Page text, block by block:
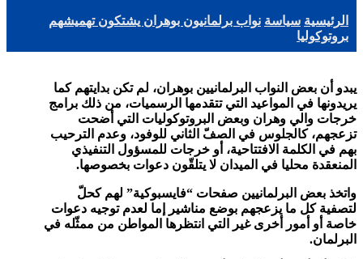
الرئيسية سياسة نواب برلمانيون بوهران يشتكون تهميشهم
بروتوكوليا
يبدو أن بعض النواب البرلمانيين بوهران، لمتكن بدايتهم كما
يريدونها في المواعيد التي تتقدمها الرسميات، من ذلك برامج
خرجات والي وهران وبعض البروتوكوليات التي أضحت
تزعجهم، كالجلوس في الصفّ الثاني للوفود، وعدم الترحيب
بهم في الكلمة الافتتاحية، أو خرجات للمسؤول التنفيذي
المنعقدة محليا في الميدان لا يتلقّون دعوات بخصوصها.
واتخذ بعض البرلمانيين صفحات “فايسبوكية” لهم كحلّ
لتصفية كل ما يزعجهم بوضع مناشير إما لعدم توجيه دعوات
خاصة أو أمور أخرى غير التي انتظرها المواطن من ممثّله في
البرلمان.